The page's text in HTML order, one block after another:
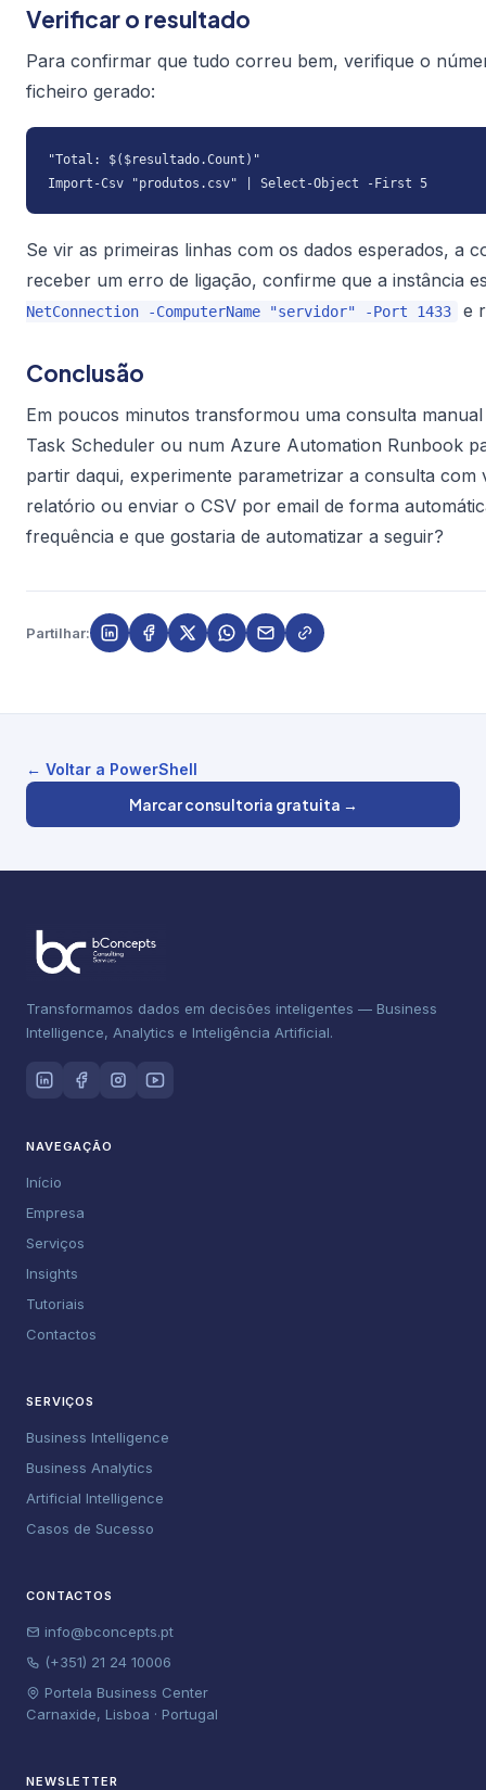
Verificar o resultado
Para confirmar que tudo correu bem, verifique o
ficheiro gerado:
"Total: $($resultado.Count)"
Import-Csv "produtos.csv" | Select-Object -First 5
Se vir as primeiras linhas com os dados esperados, a
receber um erro de ligação, confirme que a instância
NetConnection -ComputerName "servidor" -Port 1433 e
Conclusão
Em poucos minutos transformou uma consulta
Task Scheduler ou num Azure Automation Runbook
partir daqui, experimente parametrizar a consulta
relatório ou enviar o CSV por email de forma
frequência e que gostaria de automatizar a seguir?
Partilhar:
← Voltar a PowerShell
Marcar consultoria gratuita →
Transformamos dados em decisões inteligentes — Business
Intelligence, Analytics e Inteligência Artificial.
NAVEGAÇÃO
Início
Empresa
Serviços
Insights
Tutoriais
Contactos
SERVIÇOS
Business Intelligence
Business Analytics
Artificial Intelligence
Casos de Sucesso
CONTACTOS
info@bconcepts.pt
(+351) 21 24 10006
Portela Business Center
Carnaxide, Lisboa · Portugal
NEWSLETTER